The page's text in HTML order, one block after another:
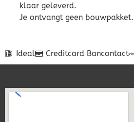
klaar geleverd.
Je ontvangt geen bouwpakket.
Ideal Creditcard Bancontact